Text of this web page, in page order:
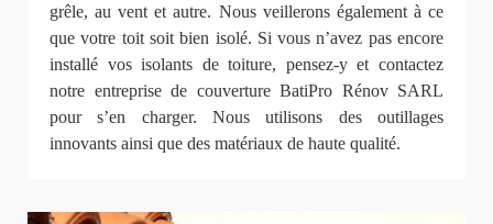
grêle, au vent et autre. Nous veillerons également à ce
que votre toit soit bien isolé. Si vous n’avez pas encore
installé vos isolants de toiture, pensez-y et contactez
notre entreprise de couverture BatiPro Rénov SARL
pour s’en charger. Nous utilisons des outillages
innovants ainsi que des matériaux de haute qualité.